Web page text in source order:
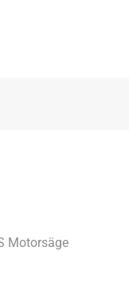
Motorsäge